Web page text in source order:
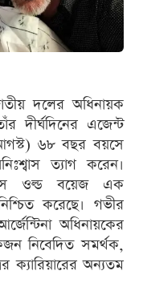
দলের অধিনায়ক
দীর্ঘদিনের এজেন্ট
৬৮ বছর বয়সে
ত্যাগ করেন।
ওল্ড বয়েজ এক
করেছে। গভীর
অধিনায়কের
নিবেদিত সমর্থক,
ক্যারিয়ারের অন্যতম